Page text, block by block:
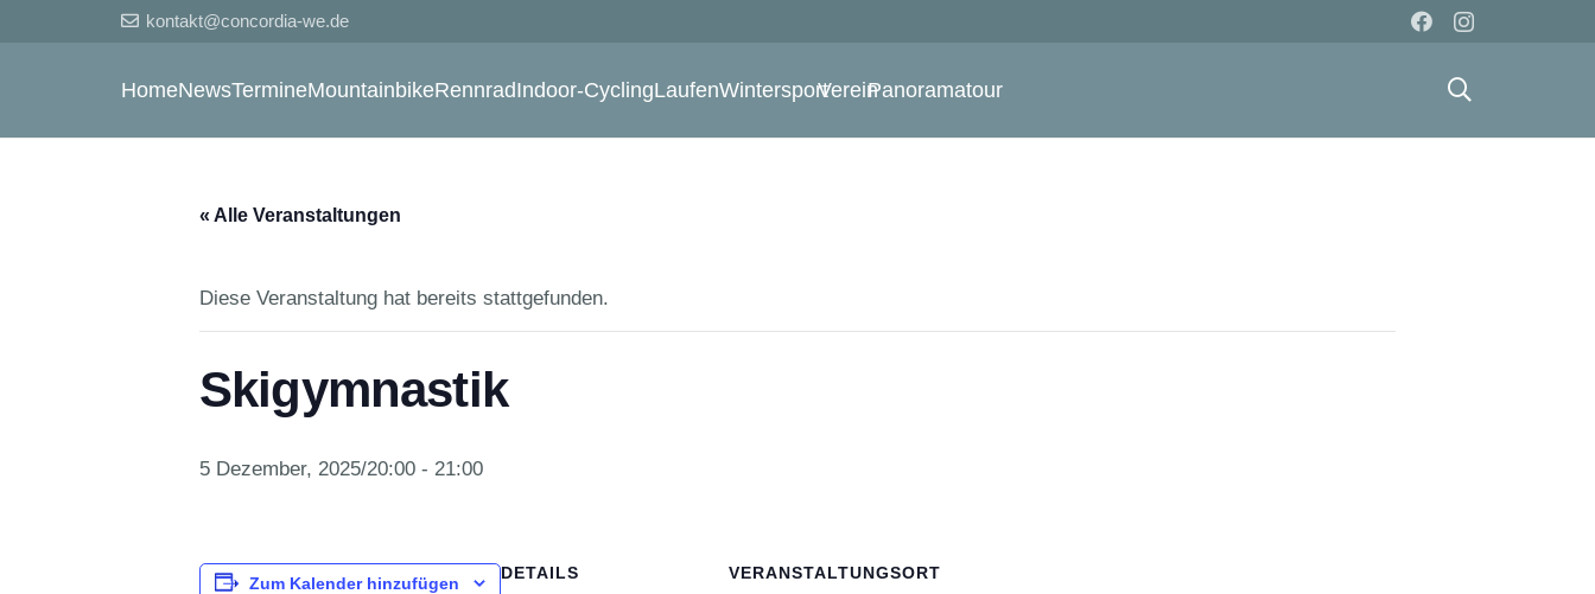
kontakt@concordia-we.de
HomeNewsTermineMountainbikeRennradIndoor-CyclingLaufenWintersportVereinPanoramatour
« Alle Veranstaltungen
Diese Veranstaltung hat bereits stattgefunden.
Skigymnastik
5 Dezember, 2025/20:00 - 21:00
Zum Kalender hinzufügen
DETAILS
VERANSTALTUNGSORT